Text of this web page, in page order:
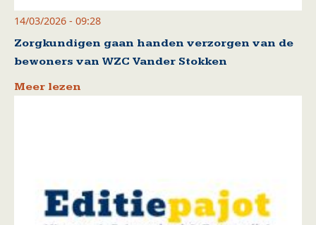
14/03/2026 - 09:28
Zorgkundigen gaan handen verzorgen van de
bewoners van WZC Vander Stokken
Meer lezen